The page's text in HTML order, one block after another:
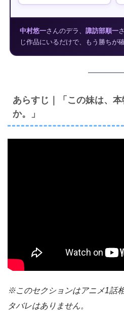
中村悠一さんのデラ、 諏訪部順一
じ作品にいるだけで、もう勝ちが
あらすじ｜「この妹は、
か。」
※このセクションはアニメ1話
タバレはありません。